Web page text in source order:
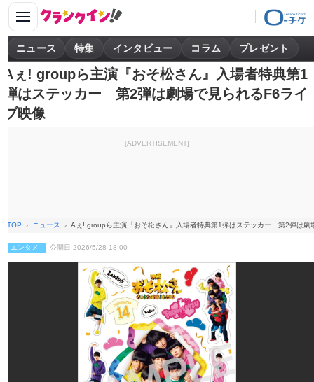
ニュース 特集 インタビュー コラム プレゼント
Aぇ! groupら主演『おそ松さん』入場者特典第1
弾はステッカー 第2弾は劇場で見られるF6ライ
ブ映像
[ADVERTISEMENT]
TOP ニュース Aぇ! groupら主演『おそ松さん』入場者特典第1弾はステッカー 第2弾は劇
エンタメ 公開日 2026/5/28 18:00